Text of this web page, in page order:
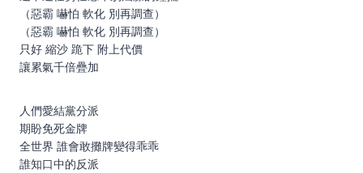
（惡霸 嚇怕 軟化 別再調查）
（惡霸 嚇怕 軟化 別再調查）
只好 縮沙 跪下 附上代價
讓累氣千倍疊加
人們愛結黨分派
期盼免死金牌
全世界 誰會敢攤牌變得乖乖
誰知口中的反派